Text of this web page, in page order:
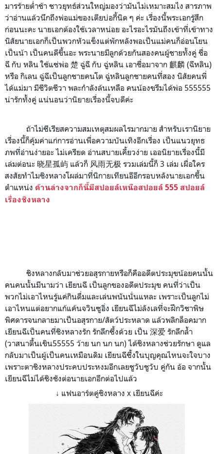
มารร้ายต่ำช้า ชาวยุทธ์ส่วนใหญ่มองว่ามันไม่เหมาะสมไง สารภาพ
ว่าอ่านแล้วนึกถึงพ่อแม่ของเตียบ่อกี้นิด ๆ ค่ะ เรื่องนี้พระเอกรู้สึก
ก่อนนะคะ นายเอกต้องใช้เวลาหน่อย อะไรอะไรมันถึงเข้าที่เข้าทาง
นิสัยนายเอกก็เป็นพวกหัวแข็งแต่พักหลังพอเป็นแม่คนก็อ่อนโยน
เป็นน้า เป็นคนดีขึ้นอะ พระนายมีลูกด้วยกันสองคนผู้ชายทั้งคู่ ชื่อ
ฉี กับ หลิน ใช้แซ่พ่อ 楚 ฉู่ฉี กับ ฉู่หลิน เอาชื่อมาจาก 麒麟 (ฉีหลิน)
หรือ กิเลน ฉู่ฉีเป็นลูกชายคนโต ฉู่หลินลูกชายคนที่สอง นิสัยคนพี่
ได้แม่มา มีชีวิตชีวา พละกำลังล้นเหลือ คนน้องขรึมได้พ่อ 555555
น่ารักทั้งคู่ แน่นอนว่านิยายเรื่องนี้จบดีค่ะ
ถ้าไม่ซีเรียสความสมเหตุสมผลไรมากมาย สำหรับเรานิยาย
เรื่องนี้ก็คุ้มค่าแก่การอ่านเพื่อความบันเทิงอีกเรื่อง เป็นแนวยุทธ
ภพที่อ่านง่ายอะ ไม่เครียด อ่านสบายเคี้ยวง่าย เออนิยายเรื่องนี้มี
เล่มต่อนะ 晓星孤屿 แล้วก็ 风雨无极 รวมเล่มนี้ก็ 3 เล่ม เผื่อใคร
สงสัยทำไมชิงหลางโผล่มาที่นิกายเทียนอีอีกรอบหลังนายเอกขึ้น
ตำแหน่ง ด้านล่างจากก็นี้มีสปอยล์เหนือสปอยล์ 555 สปอยล์
เรื่องชิงหลาง
ชิงหลางกลับมาช่วยอสุรกายหรือก็คืออดีตประมุขน้อยคนนั้น
คนคนนั้นมีนามว่า เยียนฉี เป็นลูกของอดีตประมุข คนที่ว่าเป็น
พวกไม่เอาไหนรู้แค่กินดื่มและเล่นพนันนั่นแหละ เพราะเป็นลูกไม่
เอาไหนแต่อยากแก้แค้นจวินซูอิ่ง เยียนฉีไม่ลังเลที่จะฝึกวิชาพิษ
พิศดารจนกลายมาเป็นอสุรกาย/สัตว์ประหลาด แล้วพลิกล็อคมาก
เยียนฉีเป็นคนที่ชิงหลางรัก รักลึกซึ้งด้วย เป็น 深爱 รักลึกล้ำ
(วาสนาตื้นเขิน55555 ว้าย นก นก นก) ได้ชิงหลางช่วยรักษา ดูแล
กลับมาเป็นผู้เป็นคนเหมือนดิม เยียนฉีซึ้งในบุญคุณไหนจะใจบาง
เพราะตาชิงหลางประคบประหงมอีกเลยชูวับชูวับ คู่กัน อ้อ จากนั้น
เยียนฉีไม่ได้ชิงชังต่อนายเอกอีกต่อไปแล้ว
↓ แฟนอาร์ตคู่ชิงหลาง x เยียนฉีค่ะ